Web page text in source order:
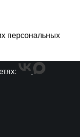
персональных